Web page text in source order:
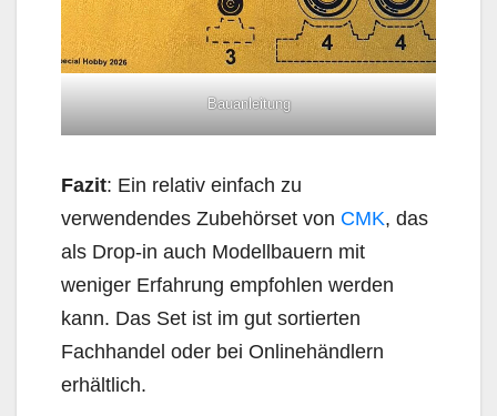
Bauanleitung
Fazit: Ein relativ einfach zu
verwendendes Zubehörset von CMK, das
als Drop-in auch Modellbauern mit
weniger Erfahrung empfohlen werden
kann. Das Set ist im gut sortierten
Fachhandel oder bei Onlinehändlern
erhältlich.